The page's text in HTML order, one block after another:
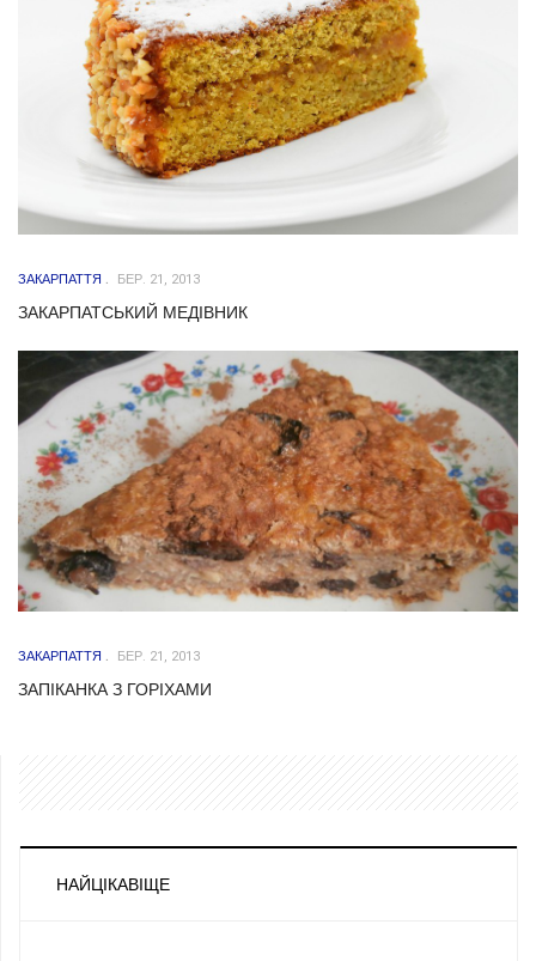
ЗАКАРПАТТЯ БЕР. 21, 2013
ЗАКАРПАТСЬКИЙ МЕДІВНИК
ЗАКАРПАТТЯ БЕР. 21, 2013
ЗАПІКАНКА З ГОРІХАМИ
НАЙЦІКАВІЩЕ